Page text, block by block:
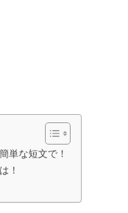
単な短文で！
！